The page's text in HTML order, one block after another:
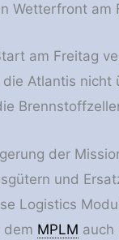
Wetterfront am
am Freitag
Atlantis nicht
der
und
Logistics
dem MPLM auch